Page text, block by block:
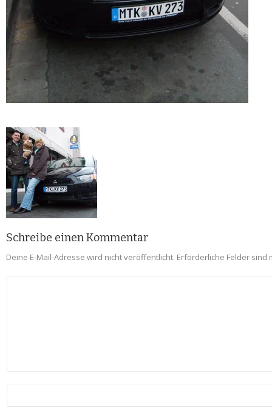
Schreibe einen Kommentar
Deine E-Mail-Adresse wird nicht veröffentlicht. Erforderliche Felder sind